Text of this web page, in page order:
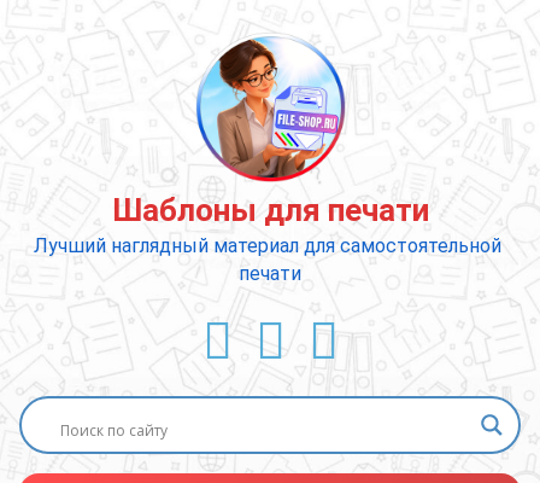
содержимому
Шаблоны для печати
Лучший наглядный материал для самостоятельной
печати
ВКонтакте
YouTube
E-mail